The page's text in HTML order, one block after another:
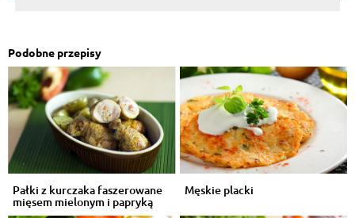
Podobne przepisy
Pałki z kurczaka faszerowane
mięsem mielonym i papryką
Męskie placki